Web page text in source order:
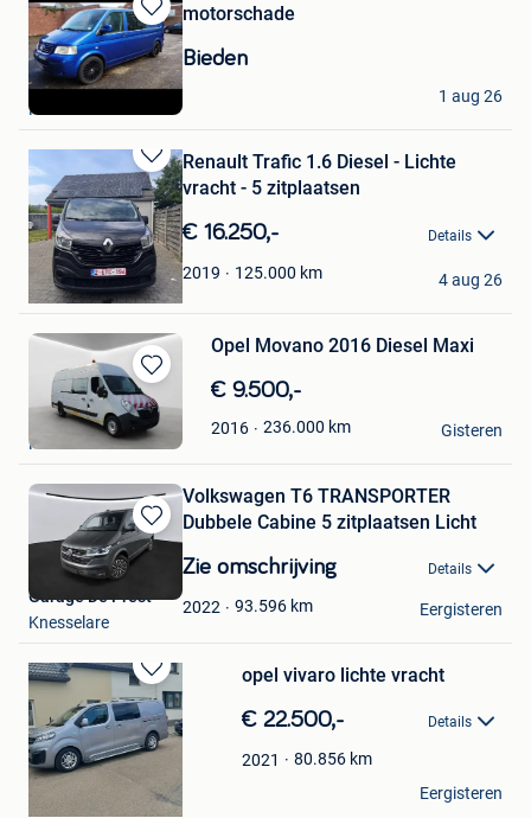
Bewaren
in
Mijn
Favorieten
motorschade
Bieden
Henk
Hamont
1 aug 26
Bewaren
in
Mijn
Favorieten
Renault Trafic 1.6 Diesel - Lichte
vracht - 5 zitplaatsen
€ 16.250,- Details
2019 125.000 km
joycewelkenhuysen
Lummen
4 aug 26
Bewaren
in
Mijn
Favorieten
Opel Movano 2016 Diesel Maxi
€ 9.500,-
2016 236.000 km
Auto Heffen
Heffen
Gisteren
Bewaren
in
Favorieten
Volkswagen T6 TRANSPORTER
Dubbele Cabine 5 zitplaatsen Licht
Zie omschrijving Details
2022 93.596 km
Garage De Prest
Knesselare
Eergisteren
Bewaren
in
Mijn
Favorieten
opel vivaro lichte vracht
€ 22.500,- Details
2021 80.856 km
bus
Eergisteren